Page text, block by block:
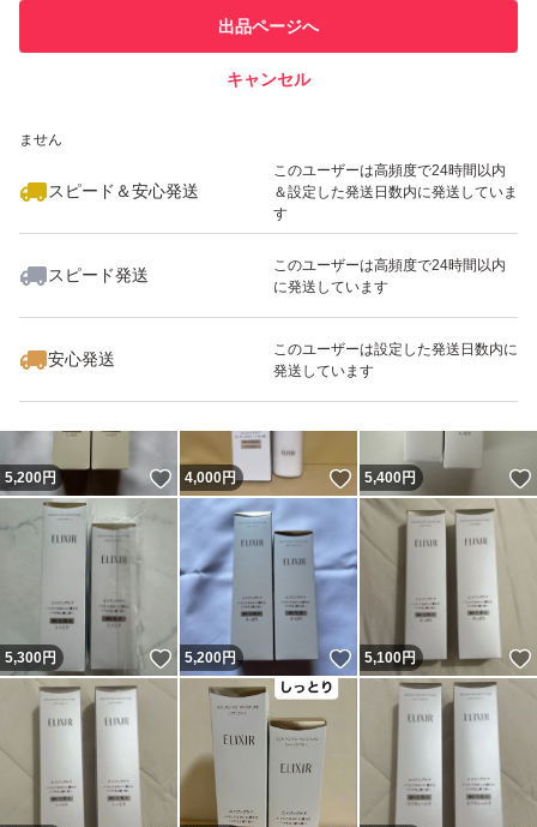
での取引実績があります
ません
スピード＆安心発送
このユーザーは高頻度で24時間以内
＆設定した発送日数内に発送していま
す
スピード発送
このユーザーは高頻度で24時間以内
に発送しています
安心発送
このユーザーは設定した発送日数内に
発送しています
出品ページへ
キャンセル
いいね！
5,400
5,200円 いいね！
4,000円 いいね！
5,400円
5,300円 いいね！
5,200円 いいね！
5,100円